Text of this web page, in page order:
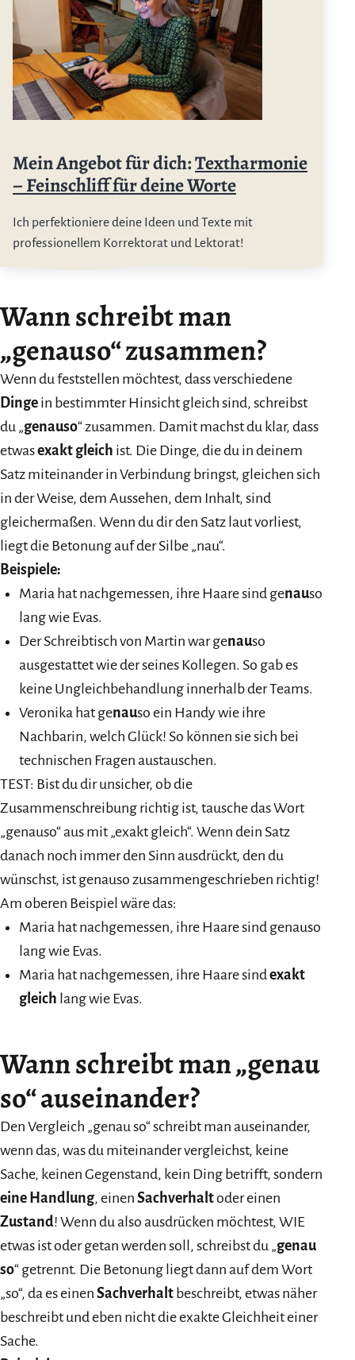
Mein Angebot für dich:Textharmonie
– Feinschliff für deine Worte
Ich perfektioniere deine Ideen und Texte mit
professionellem Korrektorat und Lektorat!
Wann schreibt man
„genauso“ zusammen?
Wenn du feststellen möchtest, dass verschiedene
Dinge in bestimmter Hinsicht gleich sind, schreibst
du „genauso“ zusammen. Damit machst du klar, dass
etwasexakt gleich ist. Die Dinge, die du in deinem
Satz miteinander in Verbindung bringst, gleichen sich
in der Weise, dem Aussehen, dem Inhalt, sind
gleichermaßen. Wenn du dir den Satz laut vorliest,
liegt die Betonung auf der Silbe „nau“.
Beispiele:
Maria hat nachgemessen, ihre Haare sind genauso
lang wie Evas.
Der Schreibtisch von Martin war genauso
ausgestattet wie der seines Kollegen. So gab es
keine Ungleichbehandlung innerhalb der Teams.
Veronika hat genauso ein Handy wie ihre
Nachbarin, welch Glück! So können sie sich bei
technischen Fragen austauschen.
TEST: Bist du dir unsicher, ob die
Zusammenschreibung richtig ist, tausche das Wort
„genauso“ aus mit „exakt gleich“. Wenn dein Satz
danach noch immer den Sinn ausdrückt, den du
wünschst, ist genauso zusammengeschrieben richtig!
Am oberen Beispiel wäre das:
Maria hat nachgemessen, ihre Haare sind genauso
lang wie Evas.
Maria hat nachgemessen, ihre Haare sindexakt
gleich lang wie Evas.
Wann schreibt man „genau
so“ auseinander?
Den Vergleich „genau so“ schreibt man auseinander,
wenn das, was du miteinander vergleichst, keine
Sache, keinen Gegenstand, kein Ding betrifft, sondern
eine Handlung, einen Sachverhaltoder einen
Zustand! Wenn du also ausdrücken möchtest, WIE
etwas ist oder getan werden soll, schreibst du „genau
so“ getrennt. Die Betonung liegt dann auf dem Wort
„so“, da es einen Sachverhalt beschreibt, etwas näher
beschreibt und eben nicht die exakte Gleichheit einer
Sache.